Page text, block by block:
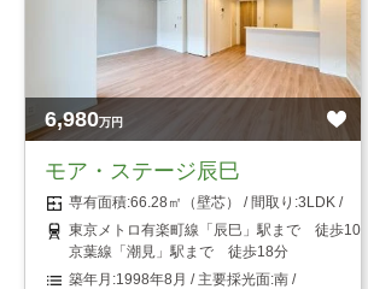
6,980万円
モア・ステージ辰巳
66.28㎡（壁芯）
3LDK
東京メトロ有楽町線「辰巳」駅まで 徒歩10分
京葉線「潮見」駅まで 徒歩18分
1998年8月
南